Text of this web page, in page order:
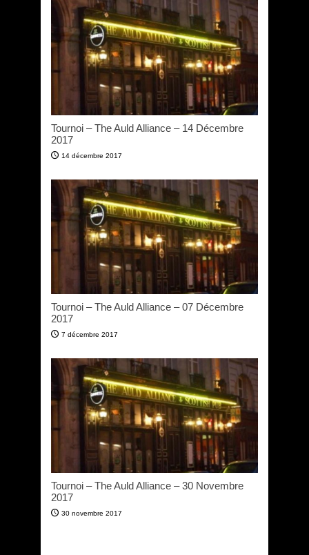
Tournoi – The Auld Alliance – 14 Décembre
2017
14 décembre 2017
Tournoi – The Auld Alliance – 07 Décembre
2017
7 décembre 2017
Tournoi – The Auld Alliance – 30 Novembre
2017
30 novembre 2017